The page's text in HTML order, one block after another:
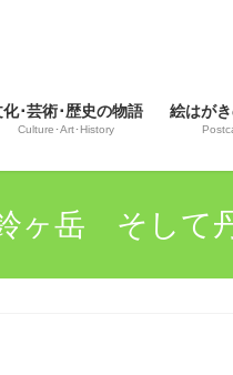
化･芸術･歴史の物語
Culture･Art･History
絵はが
ヶ岳 そして